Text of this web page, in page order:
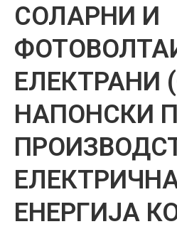
СОЛАРНИ И
ЕЛЕКТРАНИ
НАПОНСКИ
ЕНЕРГИЈА